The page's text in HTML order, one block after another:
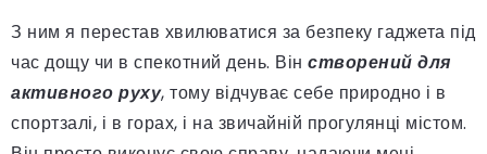
З ним я перестав хвилюватися за безпеку гаджета під
час дощу чи в спекотний день. Він створений для
активного руху, тому відчуває себе природно і в
спортзалі, і в горах, і на звичайній прогулянці містом.